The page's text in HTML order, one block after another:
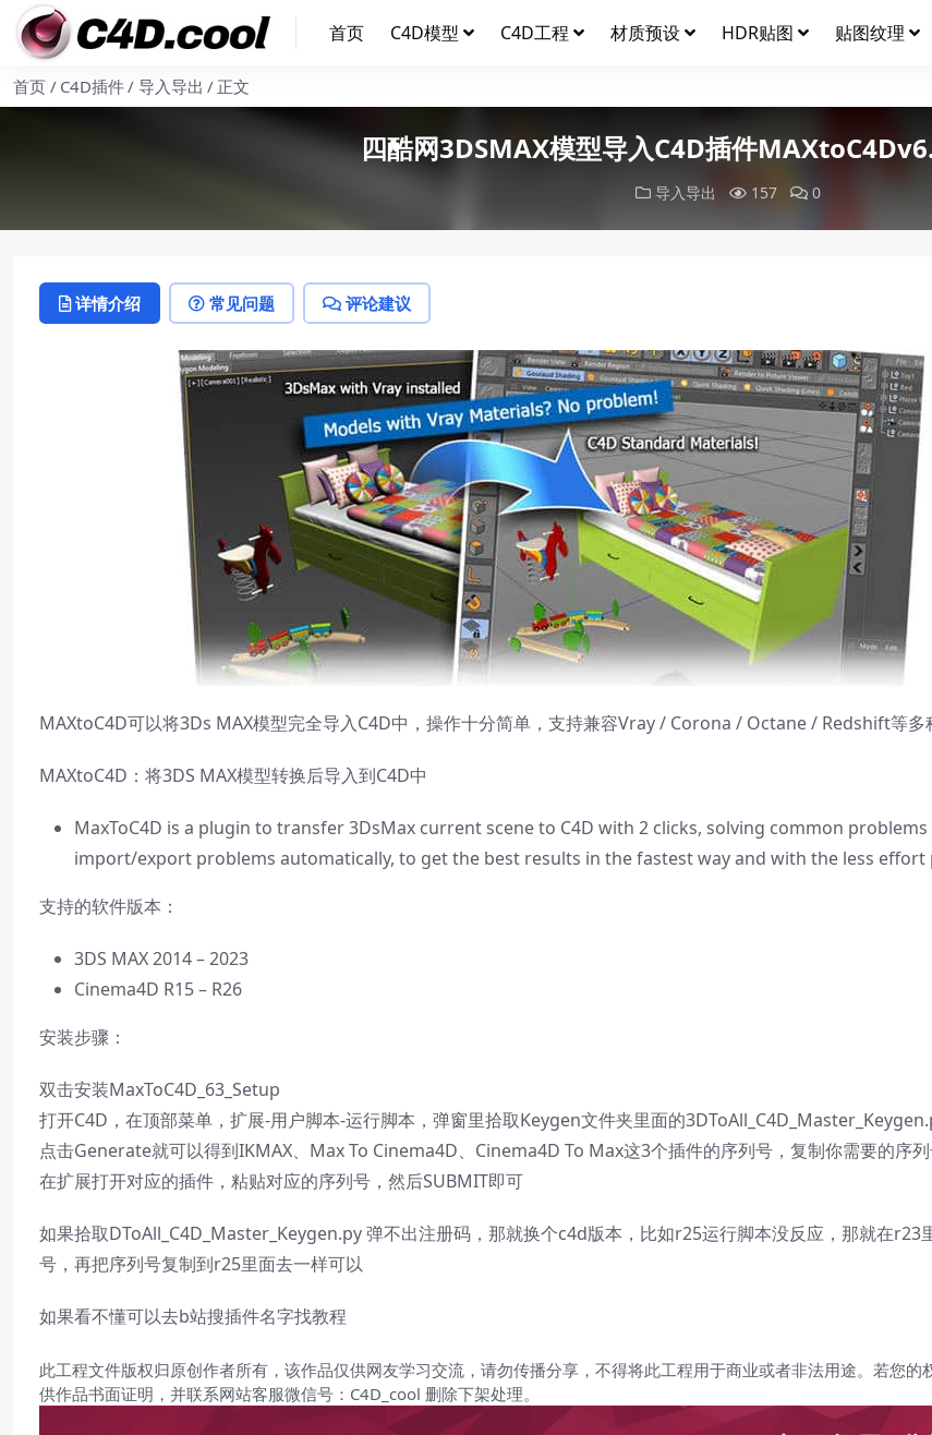
首页 C4D模型 C4D工程 材质预设 HDR贴图 贴图纹理
首页 C4D插件 导入导出 正文
四酷网3DSMAX模型导入C4D插件
导入导出 157 0
详情介绍 常见问题 评论建议
MAXtoC4D可以将3Ds MAX模型完全导入C4D中，操作十分简单，支持兼容Vray / Corona / Octane / Redshift等多
MAXtoC4D：将3DS MAX模型转换后导入到C4D中
MaxToC4D is a plugin to transfer 3DsMax current scene to C4D with 2 clicks, solving common
import/export problems automatically, to get the best results in the fastest way and with the less effort
支持的软件版本：
3DS MAX 2014 – 2023
Cinema4D R15 – R26
安装步骤：
双击安装MaxToC4D_63_Setup
打开C4D，在顶部菜单，扩展-用户脚本-运行脚本，弹窗里拾取Keygen文件夹里面的
点击Generate就可以得到IKMAX、Max To Cinema4D、Cinema4D To Max这3个插件的序列号，复制你需要的序
在扩展打开对应的插件，粘贴对应的序列号，然后SUBMIT即可
如果拾取DToAll_C4D_Master_Keygen.py 弹不出注册码，那就换个c4d版本，比如r25运行脚本没反应，那就在r23
号，再把序列号复制到r25里面去一样可以
如果看不懂可以去b站搜插件名字找教程
此工程文件版权归原创作者所有，该作品仅供网友学习交流，请勿传播分享，不得将此工程用于商业或者非法用途。若您的
供作品书面证明，并联系网站客服微信号：C4D_cool 删除下架处理。